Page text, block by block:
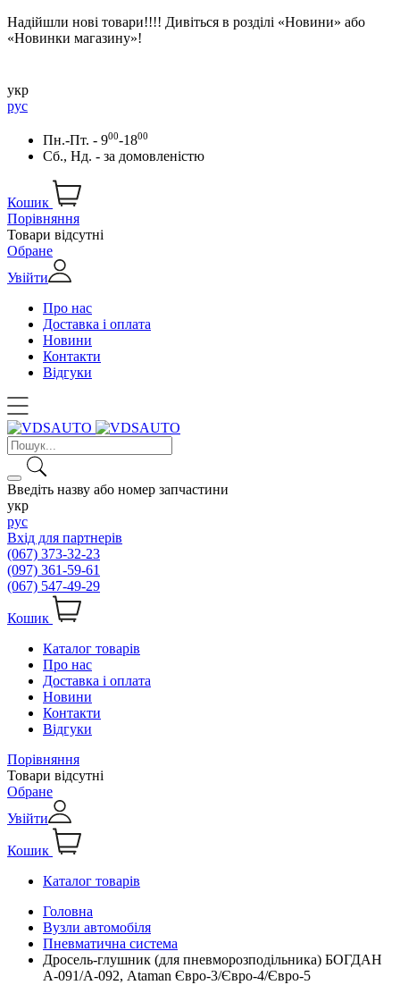
Надійшли нові товари!!!! Дивіться в розділі «Новини» або
«Новинки магазину»!
укр
рус
Пн.-Пт. - 900-1800
Сб., Нд. - за домовленістю
Кошик
Порівняння
Товари відсутні
Обране
Увійти
Про нас
Доставка і оплата
Новини
Контакти
Відгуки
Введіть назву або номер запчастини
укр
рус
Вхід для партнерів
(067) 373-32-23
(097) 361-59-61
(067) 547-49-29
Кошик
Каталог товарів
Про нас
Доставка і оплата
Новини
Контакти
Відгуки
Порівняння
Товари відсутні
Обране
Увійти
Кошик
Каталог товарів
Головна
Вузли автомобіля
Пневматична система
Дросель-глушник (для пневморозподільника) БОГДАН
А-091/А-092, Ataman Євро-3/Євро-4/Євро-5